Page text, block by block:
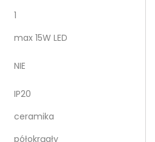
1
max 15W LED
NIE
IP20
ceramika
półokrągły